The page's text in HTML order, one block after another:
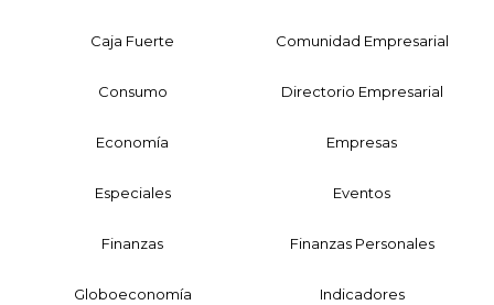
Caja Fuerte Comunidad Empresarial
Consumo Directorio Empresarial
Economía Empresas
Especiales Eventos
Finanzas Finanzas Personales
Globoeconomía Indicadores